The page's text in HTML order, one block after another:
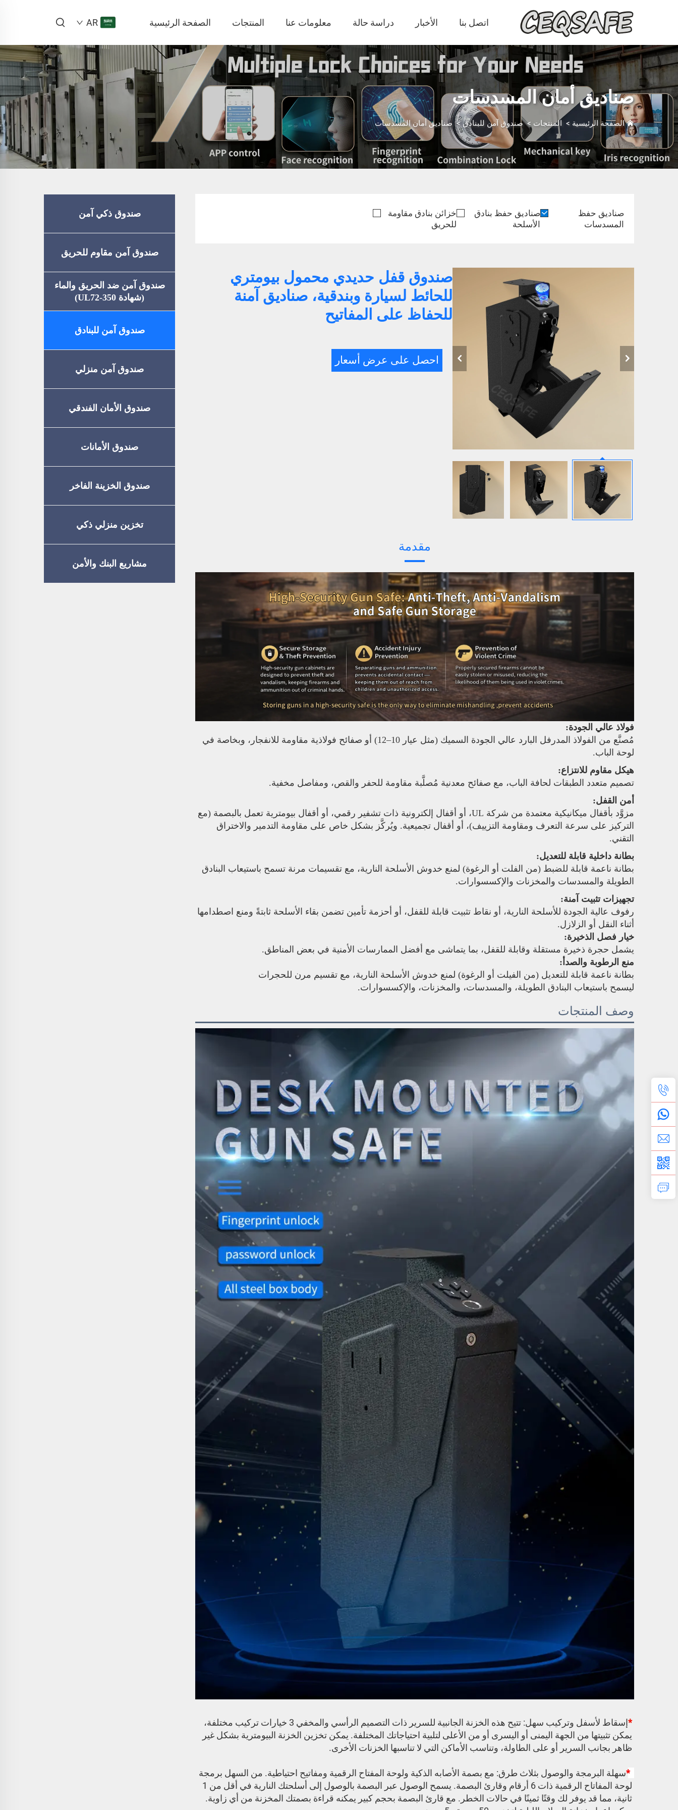
الصفحة الرئيسية المنتجات معلومات عنا دراسة حالة الأخبار اتصل بنا AR
صناديق أمان المسدسات
الصفحة الرئيسية > المنتجات >صندوق آمن للبنادق> صناديق أمان المسدسات
صندوق ذكي آمن
صندوق آمن مقاوم للحريق
صندوق آمن ضد الحريق والماء
(شهادة UL72-350)
صندوق آمن للبنادق
صندوق آمن منزلي
صندوق الأمان الفندقي
صندوق الأمانات
صندوق الخزينة الفاخر
تخزين منزلي ذكي
مشاريع البنك والأمن
صناديق حفظ
المسدسات
صناديق حفظ بنادق
الأسلحة
خزائن بنادق مقاومة
للحريق
صندوق قفل حديدي محمول بيومتري
للحائط لسيارة وبندقية، صناديق آمنة
للحفاظ على المفاتيح
احصل على عرض أسعار
مقدمة
فولاذ عالي الجودة:
مُصنَّع من الفولاذ المدرفل البارد عالي الجودة السميك (مثل عيار 10–12) أو صفائح فولاذية مقاومة للانفجار، وبخاصة في
لوحة الباب.
هيكل مقاوم للانتزاع:
تصميم متعدد الطبقات لحافة الباب، مع صفائح معدنية مُصلَّبة مقاومة للحفر والقص، ومفاصل مخفية.
أمن القفل:
مزوَّد بأقفال ميكانيكية معتمدة من شركة UL، أو أقفال إلكترونية ذات تشفير رقمي، أو أقفال بيومترية تعمل بالبصمة (مع
التركيز على سرعة التعرف ومقاومة التزييف)، أو أقفال تجميعية. ويُركَّز بشكل خاص على مقاومة التدمير والاختراق
التقني.
بطانة داخلية قابلة للتعديل:
بطانة ناعمة قابلة للضبط (من الفلت أو الرغوة) لمنع خدوش الأسلحة النارية، مع تقسيمات مرنة تسمح باستيعاب البنادق
الطويلة والمسدسات والمخزنات والإكسسوارات.
تجهيزات تثبيت آمنة:
رفوف عالية الجودة للأسلحة النارية، أو نقاط تثبيت قابلة للقفل، أو أحزمة تأمين تضمن بقاء الأسلحة ثابتةً ومنع اصطدامها
أثناء النقل أو الزلازل.
خيار فصل الذخيرة:
يشمل حجرة ذخيرة مستقلة وقابلة للقفل، بما يتماشى مع أفضل الممارسات الأمنية في بعض المناطق.
منع الرطوبة والصدأ:
بطانة ناعمة قابلة للتعديل (من الفيلت أو الرغوة) لمنع خدوش الأسلحة النارية، مع تقسيم مرن للحجرات
ليسمح باستيعاب البنادق الطويلة، والمسدسات، والمخزنات، والإكسسوارات.
وصف المنتجات
*
ظاهر بجانب السرير أو على الطاولة، وتناسب الأماكن التي لا تناسبها الخزنات الأخرى.
*